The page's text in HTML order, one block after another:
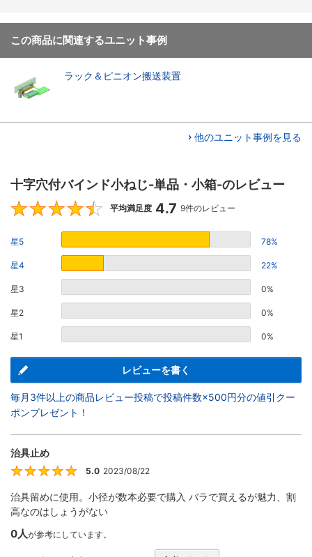
この商品に関連するユニット事例
ラック＆ピニオン搬送装置
他のユニット事例を見る
十字穴付バインド小ねじ-単品・小箱-のレビュー
4.7
平均満足度 4.7 9件のレビュー
星5 78%
星4 22%
星3 0%
星2 0%
星1 0%
レビューを書く
毎月3件以上の商品レビュー投稿で投稿件数×500円分の値引クー
ポンプレゼント！
治具止め
5
5.0 2023/08/22
治具留めに使用。小径が数本必要で購入 バラで買えるが魅力、割
高なのはしょうがない
0人が参考にしています。